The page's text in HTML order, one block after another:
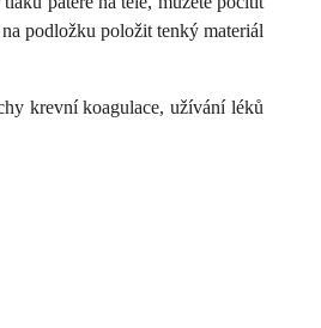
podložku položit tenký materiál
krevní koagulace, užívání léků